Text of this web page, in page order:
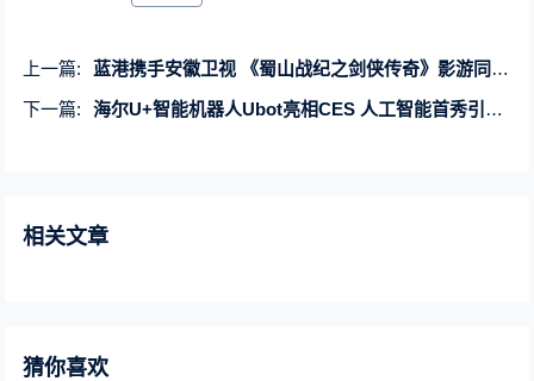
上一篇:
蓝港携手安徽卫视 《蜀山战纪之剑侠传奇》影游同步上星上线
下一篇:
海尔U+智能机器人Ubot亮相CES 人工智能首秀引老外围观
相关文章
猜你喜欢